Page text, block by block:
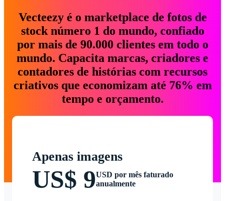
Vecteezy é o marketplace de fotos de
stock número 1 do mundo, confiado
por mais de 90.000 clientes em todo o
mundo. Capacita marcas, criadores e
contadores de histórias com recursos
criativos que economizam até 76% em
tempo e orçamento.
Apenas imagens
US$ 9USD por mês faturado
anualmente